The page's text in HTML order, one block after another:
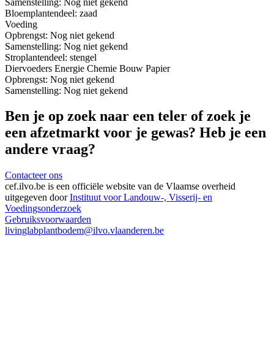
Bloemplantendeel: zaad
Voeding
Opbrengst: Nog niet gekend
Samenstelling: Nog niet gekend
Stroplantendeel: stengel
Diervoeders Energie Chemie Bouw Papier
Opbrengst: Nog niet gekend
Samenstelling: Nog niet gekend
Ben je op zoek naar een teler of zoek je
een afzetmarkt voor je gewas? Heb je een
andere vraag?
Contacteer ons
cef.ilvo.be is een officiële website van de Vlaamse overheid
uitgegeven doorInstituut voor Landouw-, Visserij- en
Voedingsonderzoek
Gebruiksvoorwaarden
livinglabplantbodem@ilvo.vlaanderen.be